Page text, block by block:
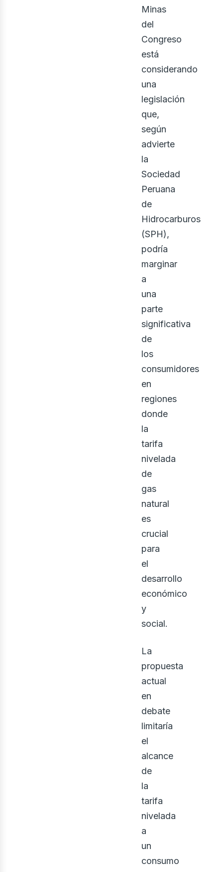
Minas
del
Congreso
está
considerando
una
legislación
que,
según
advierte
la
Sociedad
Peruana
de
Hidrocarburos
(SPH),
podría
marginar
a
una
parte
significativa
de
los
consumidores
en
regiones
donde
la
tarifa
nivelada
de
gas
natural
es
crucial
para
el
desarrollo
económico
y
social.
La
propuesta
actual
en
debate
limitaría
el
alcance
de
la
tarifa
nivelada
a
un
consumo